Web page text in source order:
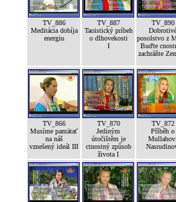
TV_886
Meditácia dobíja
energiu
TV_887
Taoistický príbeh
o dlhovekosti
I
TV_890
Dobrotivé
posolstvo z
Buďte
zachráňte
TV_866
Musíme pamätať
na náš
vznešený ideál III
TV_870
Jediným
útočištěm je
ctnostný způsob
života I
TV_872
Příběh o